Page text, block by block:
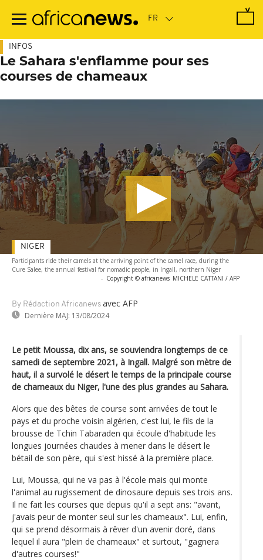
contenu
INFOS
Le Sahara s'enflamme pour ses
courses de chameaux
Participants ride their camels at the arriving point of the camel race, during the
Cure Salee, the annual festival for nomadic people, in Ingall, northern Niger
- Copyright © africanews MICHELE CATTANI / AFP
By Rédaction Africanews avec AFP
Dernière MAJ: 13/08/2024
NIGER
Le petit Moussa, dix ans, se souviendra longtemps de ce
samedi de septembre 2021, à Ingall. Malgré son mètre de
haut, il a survolé le désert le temps de la principale course
de chameaux du Niger, l'une des plus grandes au Sahara.
Alors que des bêtes de course sont arrivées de tout le
pays et du proche voisin algérien, c'est lui, le fils de la
brousse de Tchin Tabaraden qui écoule d'habitude les
longues journées chaudes à mener dans le désert le
bétail de son père, qui s'est hissé à la première place.
Lui, Moussa, qui ne va pas à l'école mais qui monte
l'animal au rugissement de dinosaure depuis ses trois ans.
Il ne fait les courses que depuis qu'il a sept ans: "avant,
j'avais peur de monter seul sur les chameaux". Lui, enfin,
qui se prend désormais à rêver d'un avenir doré, dans
lequel il aura "plein de chameaux" et surtout, "gagnera
d'autres courses!"